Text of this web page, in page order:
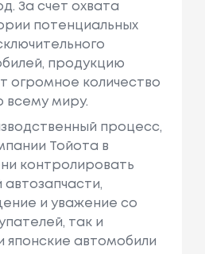
За счет охвата
потенциальных
продукцию
огромное количество
всему миру.
процесс,
Тойота в
контролировать
и уважение со
так и
японские автомобили